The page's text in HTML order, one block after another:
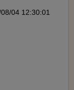
04 12:30:01